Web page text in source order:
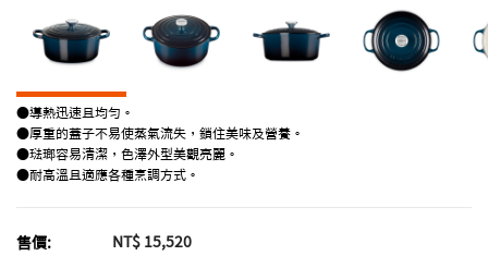
●導熱迅速且均勻。
●厚重的蓋子不易使蒸氣流失，鎖住美味及營養。
●琺瑯容易清潔，色澤外型美觀亮麗。
●耐高溫且適應各種烹調方式。
售價: NT$ 15,520